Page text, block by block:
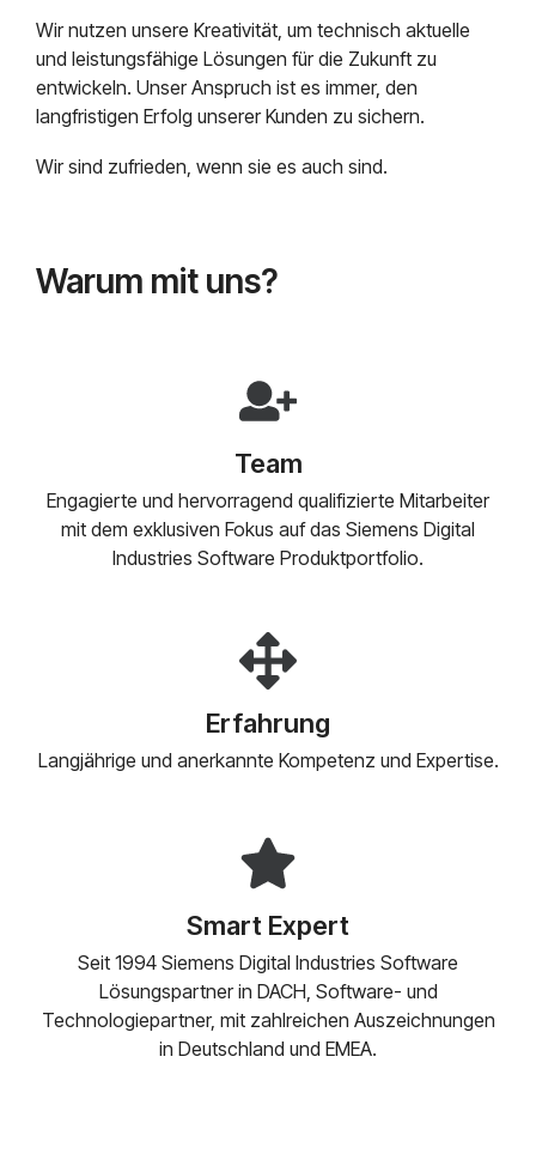
Mindsphere
Wir nutzen unsere Kreativität, um technisch aktuelle
und leistungsfähige Lösungen für die Zukunft zu
entwickeln. Unser Anspruch ist es immer, den
langfristigen Erfolg unserer Kunden zu sichern.
Wir sind zufrieden, wenn sie es auch sind.
Warum mit uns?
Team
Engagierte und hervorragend qualifizierte Mitarbeiter
mit dem exklusiven Fokus auf das Siemens Digital
Industries Software Produktportfolio.
Erfahrung
Langjährige und anerkannte Kompetenz und Expertise.
Smart Expert
Seit 1994 Siemens Digital Industries Software
Lösungspartner in DACH, Software- und
Technologiepartner, mit zahlreichen Auszeichnungen
in Deutschland und EMEA.